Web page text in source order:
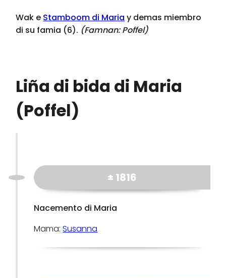
Wak e Stamboom di Maria y demas miembro
di su famia (6). (Famnan:Poffel)
Liña di bida di Maria
(Poffel)
± 1816
Nacemento di Maria
Mama:Susanna